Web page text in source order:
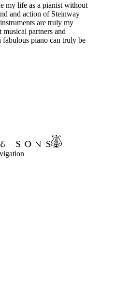
my life as a pianist without
and action of Steinway
are truly my
musical partners and
fabulous piano can truly be